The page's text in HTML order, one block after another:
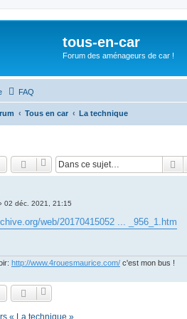
tous-en-car
Forum des aménageurs de car !
FAQ
Tous en car La technique
02 déc. 2021, 21:15
web/20170415052 ... _956_1.htm
http://www.4rouesmaurice.com/ c'est mon bus !